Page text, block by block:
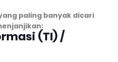
paling banyak dicari
(TI) /